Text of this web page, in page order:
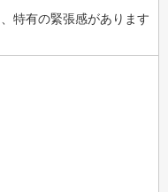
特有の緊張感があります